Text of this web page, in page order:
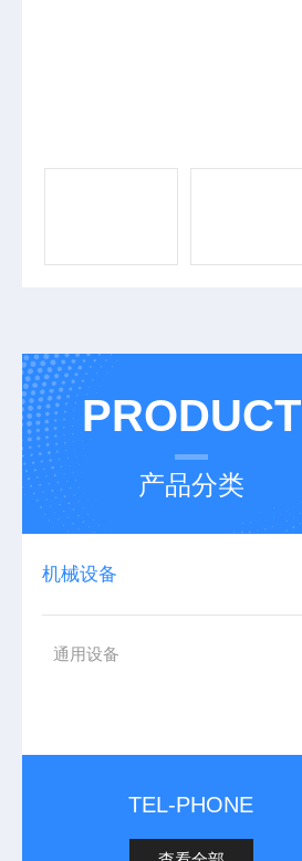
PRODUCT
产品分类
机械设备
通用设备
TEL-PHONE